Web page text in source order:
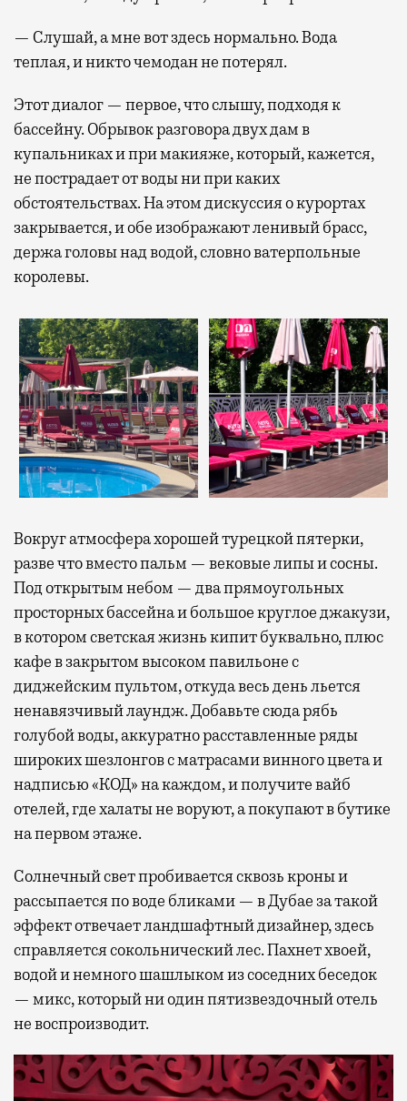
— Слушай, а мне вот здесь нормально. Вода
теплая, и никто чемодан не потерял.
Этот диалог — первое, что слышу, подходя к
бассейну. Обрывок разговора двух дам в
купальниках и при макияже, который, кажется,
не пострадает от воды ни при каких
обстоятельствах. На этом дискуссия о курортах
закрывается, и обе изображают ленивый брасс,
держа головы над водой, словно ватерпольные
королевы.
Вокруг атмосфера хорошей турецкой пятерки,
разве что вместо пальм — вековые липы и сосны.
Под открытым небом — два прямоугольных
просторных бассейна и большое круглое джакузи,
в котором светская жизнь кипит буквально, плюс
кафе в закрытом высоком павильоне с
диджейским пультом, откуда весь день льется
ненавязчивый лаундж. Добавьте сюда рябь
голубой воды, аккуратно расставленные ряды
широких шезлонгов с матрасами винного цвета и
надписью «КОД» на каждом, и получите вайб
отелей, где халаты не воруют, а покупают в бутике
на первом этаже.
Солнечный свет пробивается сквозь кроны и
рассыпается по воде бликами — в Дубае за такой
эффект отвечает ландшафтный дизайнер, здесь
справляется сокольнический лес. Пахнет хвоей,
водой и немного шашлыком из соседних беседок
— микс, который ни один пятизвездочный отель
не воспроизводит.